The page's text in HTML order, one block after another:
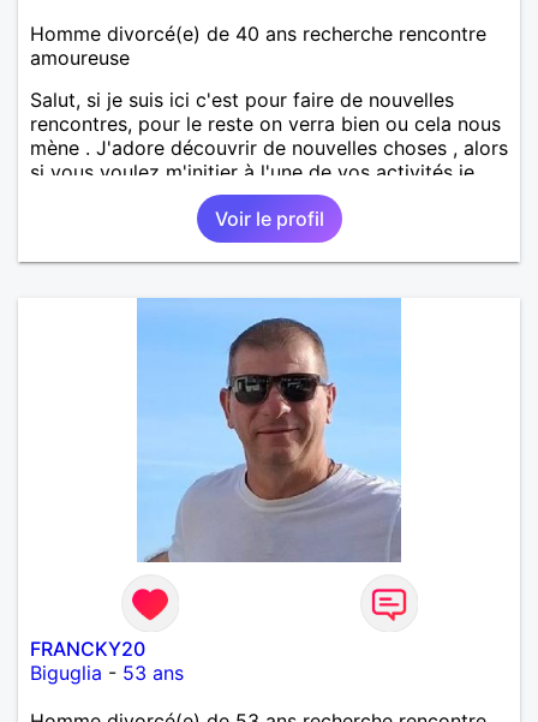
Homme divorcé(e) de 40 ans recherche rencontre
amoureuse
Salut, si je suis ici c'est pour faire de nouvelles
rencontres, pour le reste on verra bien ou cela nous
mène . J'adore découvrir de nouvelles choses , alors
si vous voulez m'initier à l'une de vos activités je
Voir le profil
FRANCKY20
Biguglia - 53 ans